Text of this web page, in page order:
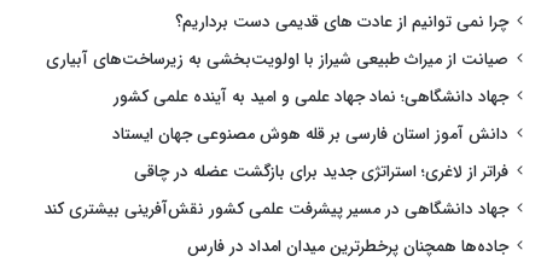
چرا نمی توانیم از عادت های قدیمی دست برداریم؟
صیانت از میراث طبیعی شیراز با اولویت‌بخشی به زیرساخت‌های آبیاری
جهاد دانشگاهی؛ نماد جهاد علمی و امید به آینده علمی کشور
دانش آموز استان فارسی بر قله هوش مصنوعی جهان ایستاد
فراتر از لاغری؛ استراتژی جدید برای بازگشت عضله در چاقی
جهاد دانشگاهی در مسیر پیشرفت علمی کشور نقش‌آفرینی بیشتری کند
جاده‌ها همچنان پرخطرترین میدان امداد در فارس